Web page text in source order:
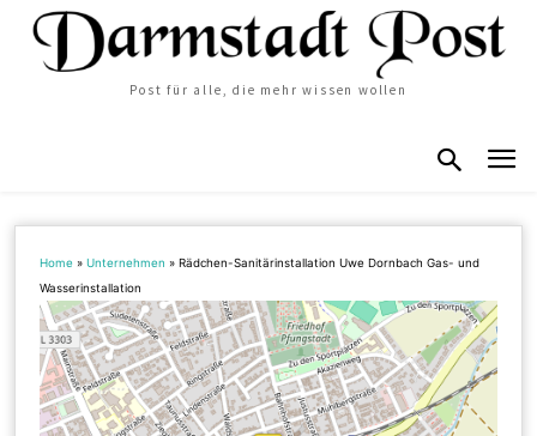
Post für alle, die mehr wissen wollen
Home »Unternehmen »Rädchen-Sanitärinstallation Uwe Dornbach Gas- und
Wasserinstallation